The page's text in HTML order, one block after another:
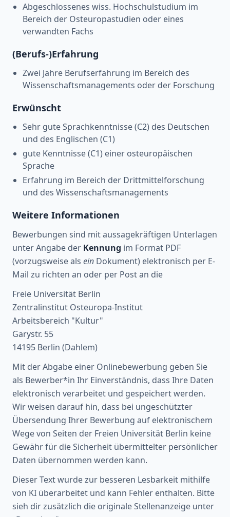
Abgeschlossenes wiss. Hochschulstudium im
Bereich der Osteuropastudien oder eines
verwandten Fachs
(Berufs-)Erfahrung
Zwei Jahre Berufserfahrung im Bereich des
Wissenschaftsmanagements oder der Forschung
Erwünscht
Sehr gute Sprachkenntnisse (C2) des Deutschen
und des Englischen (C1)
gute Kenntnisse (C1) einer osteuropäischen
Sprache
Erfahrung im Bereich der Drittmittelforschung
und des Wissenschaftsmanagements
Weitere Informationen
Bewerbungen sind mit aussagekräftigen Unterlagen
unter Angabe der Kennung im Format PDF
(vorzugsweise als ein Dokument) elektronisch per E-
Mail zu richten an oder per Post an die
Freie Universität Berlin
Zentralinstitut Osteuropa-Institut
Arbeitsbereich "Kultur"
Garystr. 55
14195 Berlin (Dahlem)
Mit der Abgabe einer Onlinebewerbung geben Sie
als Bewerber*in Ihr Einverständnis, dass Ihre Daten
elektronisch verarbeitet und gespeichert werden.
Wir weisen darauf hin, dass bei ungeschützter
Übersendung Ihrer Bewerbung auf elektronischem
Wege von Seiten der Freien Universität Berlin keine
Gewähr für die Sicherheit übermittelter persönlicher
Daten übernommen werden kann.
Dieser Text wurde zur besseren Lesbarkeit mithilfe
von KI überarbeitet und kann Fehler enthalten. Bitte
sieh dir zusätzlich die originale Stellenanzeige unter